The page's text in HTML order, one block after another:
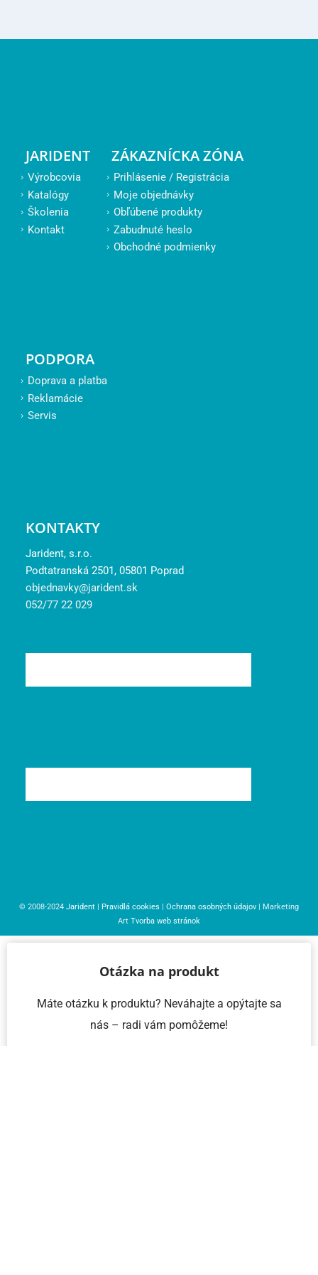
JARIDENT
Výrobcovia
Katalógy
Školenia
Kontakt
ZÁKAZNÍCKA ZÓNA
Prihlásenie / Registrácia
Moje objednávky
Obľúbené produkty
Zabudnuté heslo
Obchodné podmienky
PODPORA
Doprava a platba
Reklamácie
Servis
KONTAKTY
Jarident, s.r.o.
Podtatranská 2501, 05801 Poprad
objednavky@jarident.sk
052/77 22 029
© 2008-2024 Jarident Pravidlá cookies Ochrana osobných údajov | Marketing
Art Tvorba web stránok
Otázka na produkt
Máte otázku k produktu? Neváhajte a opýtajte sa
nás – radi vám pomôžeme!